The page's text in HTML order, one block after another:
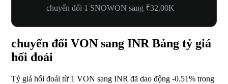
chuyển đổi 1 SNOWON sang ₹32.00K
chuyển đổi VON sang INR Bảng tỷ giá
hối đoái
Tỷ giá hối đoái từ 1 VON sang INR đã dao động -0.51% trong